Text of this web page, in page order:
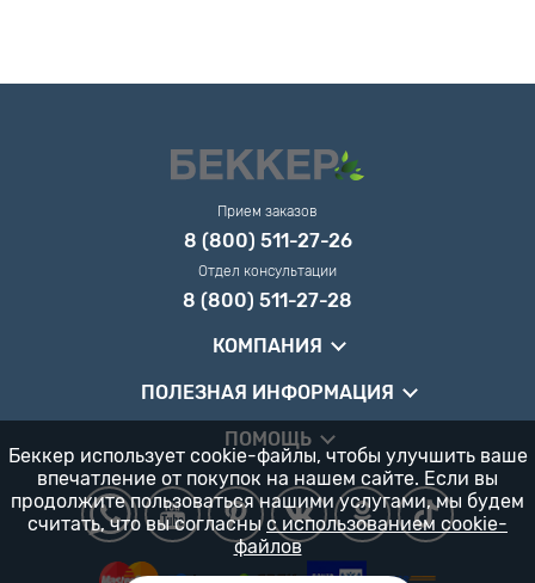
Прием заказов
8 (800) 511-27-26
Отдел консультации
8 (800) 511-27-28
КОМПАНИЯ
ПОЛЕЗНАЯ ИНФОРМАЦИЯ
ПОМОЩЬ
Беккер использует cookie-файлы, чтобы улучшить ваше
впечатление от покупок на нашем сайте. Если вы
продолжите пользоваться нашими услугами, мы будем
считать, что вы согласны с использованием cookie-
файлов